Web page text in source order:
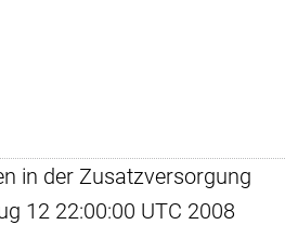
in der Zusatzversorgung
12 22:00:00 UTC 2008